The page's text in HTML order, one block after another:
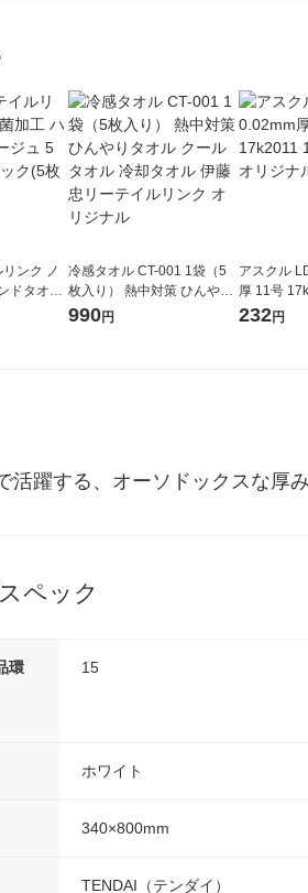
ンク ノ
ドタオル
1パッ
冷感タオル CT-001 1袋（5
枚入り） 熱中対策 ひんやり
タオル クールタオル 冷却タ
990円
アスクル
厚 11号
入) オリジ
232円
活躍する、オーソドックスな厚
ペック
環
15
ホワイト
340×800mm
TENDAI（テンダイ）